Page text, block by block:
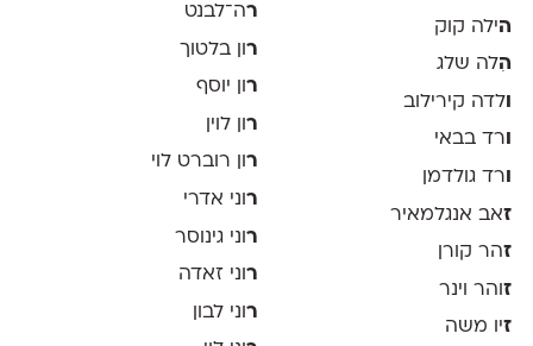
הילה קוק
הִלה שלג
לדה קירילוב
ורד בבאי
רד גולדמן
זאב אנגלמאיר
זהר קורן
זוהר וינר
זיו משה
רה־לבנט
רון בלטוך
ר ון יוסף
ר ון לוין
רון רוברט לוי
ר וני אדרי
רוני גינוסר
ר וני זאדה
ר וני לבון